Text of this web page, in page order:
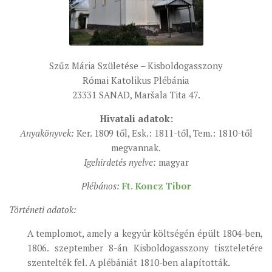
ÉSZAKI ESPERESSÉG
KÖZPONTI ESPERESSÉG
DÉLI ESPERESSÉG
ORGANIGRAMMA
PÜSPÖKI DEKRÉTUM
ZSINATI IMA
ZSINAT MOTTÓJA, LOGÓJA
KOORDINÁLÓ BIZOTTSÁG
ZSINATI TAGOK
Szűz Mária Születése – Kisboldogasszony
Római Katolikus Plébánia
23331 SANAD, Maršala Tita 47.
Hivatali adatok:
Anyakönyvek: Ker. 1809 től, Esk.: 1811-től, Tem.: 1810-től
megvannak.
Igehirdetés nyelve: magyar
Plébános: Ft. Koncz Tibor
Történeti adatok:
A templomot, amely a kegyúr költségén épült 1804-ben,
1806. szeptember 8-án Kisboldogasszony tiszteletére
szentelték fel. A plébániát 1810-ben alapították.